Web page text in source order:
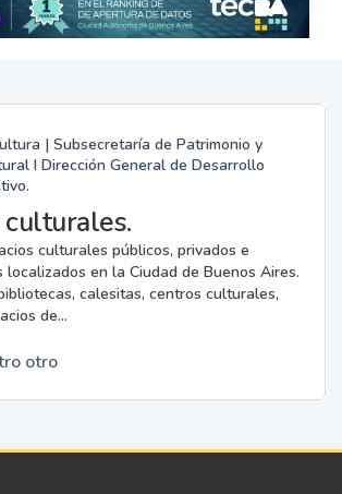
| Subsecretaría de Patrimonio y
I Dirección General de Desarrollo
culturales.
culturales públicos, privados e
localizados en la Ciudad de Buenos Aires.
calesitas, centros culturales,
de...
otro